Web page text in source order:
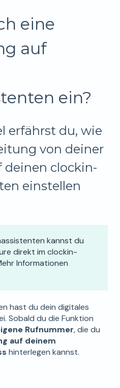
eine
auf
ein?
erfährst du, wie
von deiner
clockin-
einstellen
kannst du
direkt im clockin-
Informationen
hast du dein digitales
Sobald du die Funktion
Rufnummer, die du
auf deinem
hinterlegen kannst.